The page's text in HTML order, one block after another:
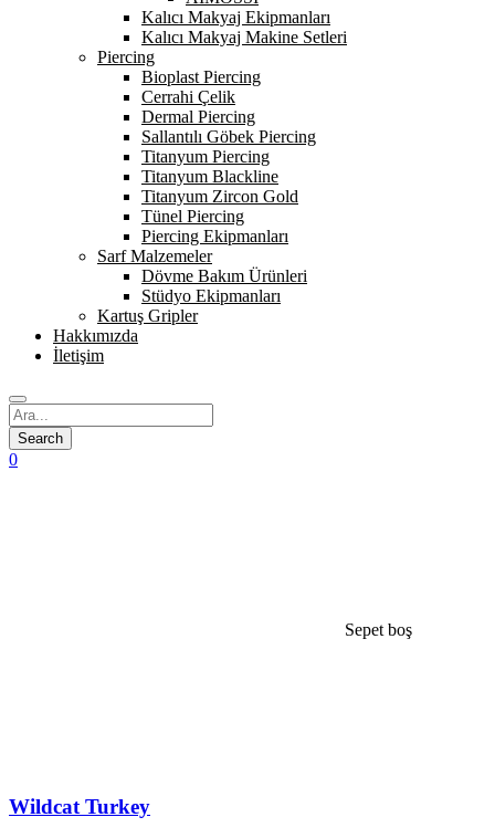
Kalıcı Makyaj Ekipmanları
Kalıcı Makyaj Makine Setleri
Piercing
Bioplast Piercing
Cerrahi Çelik
Dermal Piercing
Sallantılı Göbek Piercing
Titanyum Piercing
Titanyum Blackline
Titanyum Zircon Gold
Tünel Piercing
Piercing Ekipmanları
Sarf Malzemeler
Dövme Bakım Ürünleri
Stüdyo Ekipmanları
Kartuş Gripler
Hakkımızda
İletişim
0
Sepet boş
Wildcat Turkey